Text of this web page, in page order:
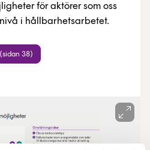
för aktörer som oss
i hållbarhetsarbetet.
38)